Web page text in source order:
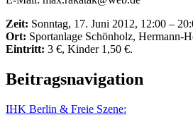
Zeit: Sonntag, 17. Juni 2012, 12:00 –
Ort: Sportanlage Schönholz, Hermann-
Eintritt: 3 €, Kinder 1,50 €.
Beitragsnavigation
IHK Berlin & Freie Szene: